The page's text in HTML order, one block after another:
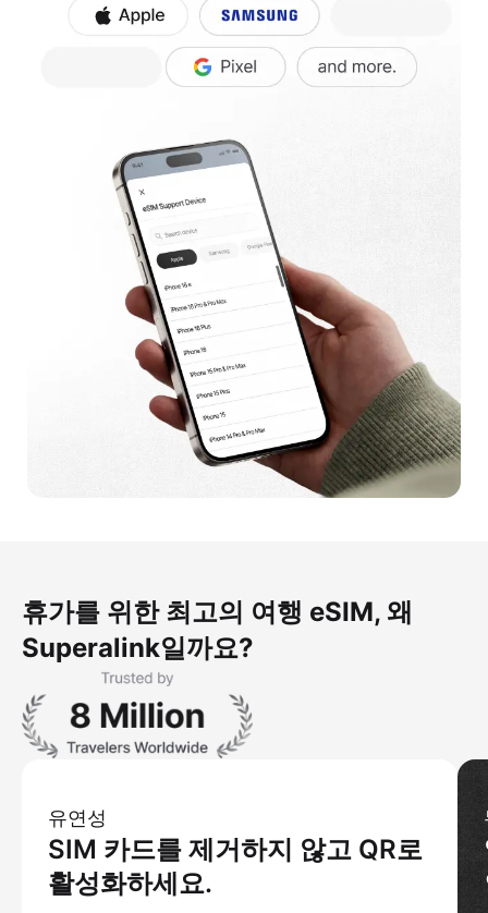
휴가를 위한 최고의 여행 eSIM, 왜
Superalink일까요?
유연성
SIM 카드를 제거하지 않고 QR로
활성화하세요.